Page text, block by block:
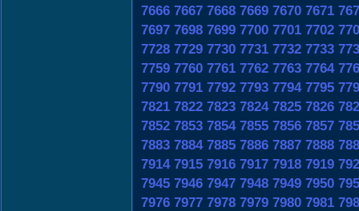
7666 7667 7668 7669 7670 7671
7697 7698 7699 7700 7701 7702
7728 7729 7730 7731 7732 7733
7759 7760 7761 7762 7763 7764
7790 7791 7792 7793 7794 7795
7821 7822 7823 7824 7825 7826
7852 7853 7854 7855 7856 7857
7883 7884 7885 7886 7887 7888
7914 7915 7916 7917 7918 7919
7945 7946 7947 7948 7949 7950
7976 7977 7978 7979 7980 7981